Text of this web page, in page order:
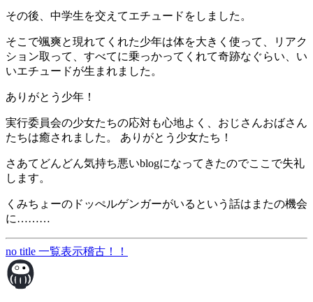
その後、中学生を交えてエチュードをしました。
そこで颯爽と現れてくれた少年は体を大きく使って、リアク
ション取って、すべてに乗っかってくれて奇跡なぐらい、い
いエチュードが生まれました。
ありがとう少年！
実行委員会の少女たちの応対も心地よく、おじさんおばさん
たちは癒されました。 ありがとう少女たち！
さあてどんどん気持ち悪いblogになってきたのでここで失礼
します。
くみちょーのドッぺルゲンガーがいるという話はまたの機会
に………
no title 一覧表示稽古！！